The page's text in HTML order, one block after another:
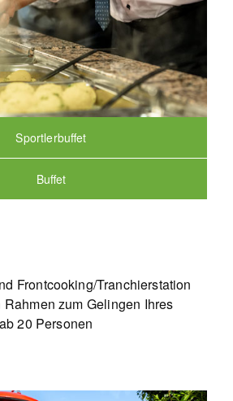
Sportlerbuffet
Buffet
Frontcooking/Tranchierstation
zum Gelingen Ihres
20 Personen